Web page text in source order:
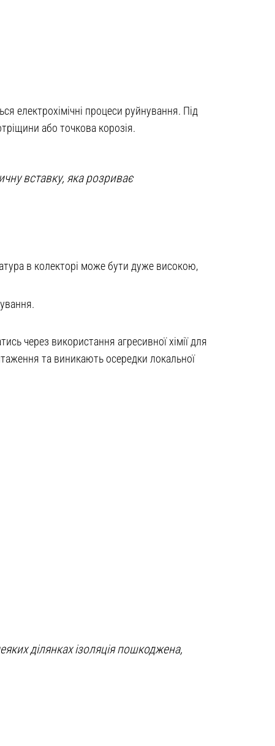
електрохімічні процеси руйнування. Під
або точкова корозія.
вставку, яка розриває
в колекторі може бути дуже високою,
через використання агресивної хімії для
та виникають осередки локальної
ділянках ізоляція пошкоджена,